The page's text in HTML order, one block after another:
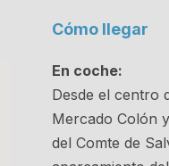
Cómo llegar
En coche:
Desde el centro
Mercado Colón
del Comte de